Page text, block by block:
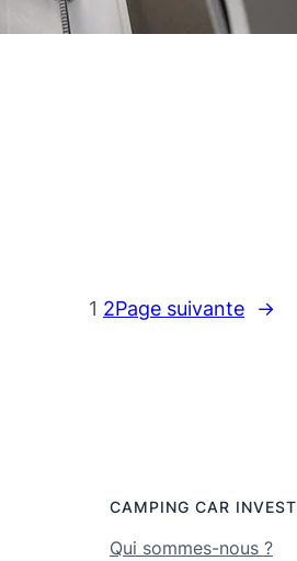
1 2Page suivante →
CAMPING CAR INVEST
Qui sommes-nous ?